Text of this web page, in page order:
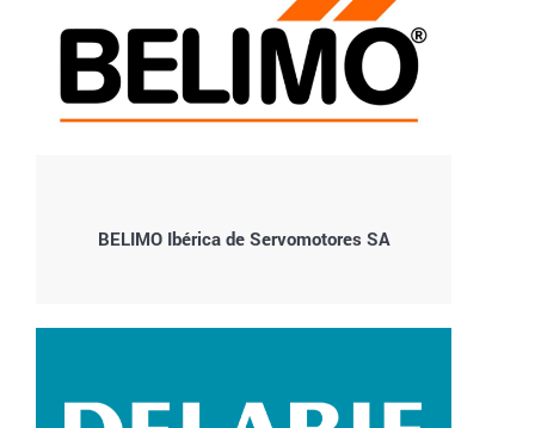
BELIMO Ibérica de Servomotores SA